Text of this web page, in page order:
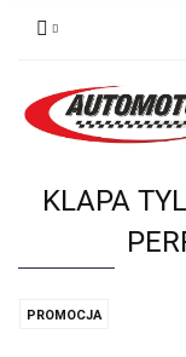
KLAPA
PROMOCJA